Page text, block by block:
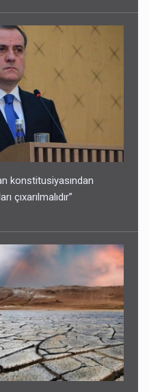
konstitusiyasından
çıxarılmalıdır”